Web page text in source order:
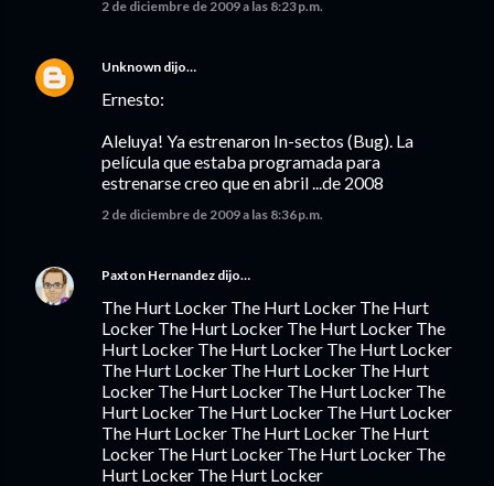
2 de diciembre de 2009 a las 8:23 p.m.
Unknown dijo…
Ernesto:
Aleluya! Ya estrenaron In-sectos (Bug). La
película que estaba programada para
estrenarse creo que en abril ...de 2008
2 de diciembre de 2009 a las 8:36 p.m.
Paxton Hernandez dijo…
The Hurt Locker The Hurt Locker The Hurt
Locker The Hurt Locker The Hurt Locker The
Hurt Locker The Hurt Locker The Hurt Locker
The Hurt Locker The Hurt Locker The Hurt
Locker The Hurt Locker The Hurt Locker The
Hurt Locker The Hurt Locker The Hurt Locker
The Hurt Locker The Hurt Locker The Hurt
Locker The Hurt Locker The Hurt Locker The
Hurt Locker The Hurt Locker